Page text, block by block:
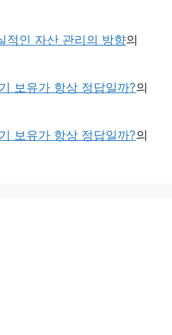
적인 자산 관리의 방향의
보유가 항상 정답일까?의
보유가 항상 정답일까?의